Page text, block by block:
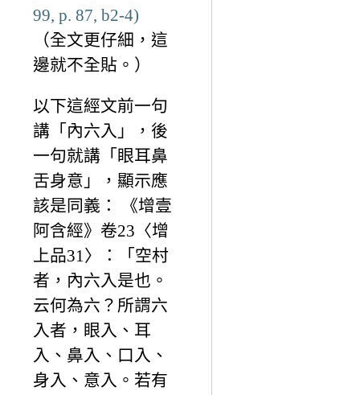
99, p. 87, b2-4)
（全文更仔細，這
邊就不全貼。）
以下這經文前一句
講「內六入」，後
一句就講「眼耳鼻
舌身意」，顯示應
該是同義： 《增壹
阿含經》卷23〈增
上品31〉：「空村
者，內六入是也。
云何為六？所謂六
入者，眼入、耳
入、鼻入、口入、
身入、意入。若有